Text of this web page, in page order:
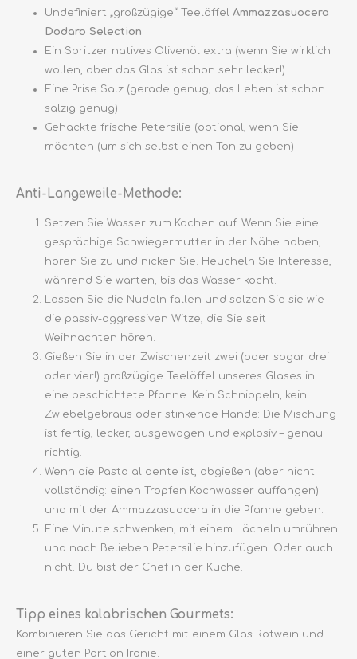
Undefiniert „großzügige“ Teelöffel Ammazzasuocera
Dodaro Selection
Ein Spritzer natives Olivenöl extra (wenn Sie wirklich
wollen, aber das Glas ist schon sehr lecker!)
Eine Prise Salz (gerade genug, das Leben ist schon
salzig genug)
Gehackte frische Petersilie (optional, wenn Sie
möchten (um sich selbst einen Ton zu geben)
Anti-Langeweile-Methode:
Setzen Sie Wasser zum Kochen auf. Wenn Sie eine
gesprächige Schwiegermutter in der Nähe haben,
hören Sie zu und nicken Sie. Heucheln Sie Interesse,
während Sie warten, bis das Wasser kocht.
Lassen Sie die Nudeln fallen und salzen Sie sie wie
die passiv-aggressiven Witze, die Sie seit
Weihnachten hören.
Gießen Sie in der Zwischenzeit zwei (oder sogar drei
oder vier!) großzügige Teelöffel unseres Glases in
eine beschichtete Pfanne. Kein Schnippeln, kein
Zwiebelgebraus oder stinkende Hände: Die Mischung
ist fertig, lecker, ausgewogen und explosiv – genau
richtig.
Wenn die Pasta al dente ist, abgießen (aber nicht
vollständig: einen Tropfen Kochwasser auffangen)
und mit der Ammazzasuocera in die Pfanne geben.
Eine Minute schwenken, mit einem Lächeln umrühren
und nach Belieben Petersilie hinzufügen. Oder auch
nicht. Du bist der Chef in der Küche.
Tipp eines kalabrischen Gourmets:
Kombinieren Sie das Gericht mit einem Glas Rotwein und
einer guten Portion Ironie.